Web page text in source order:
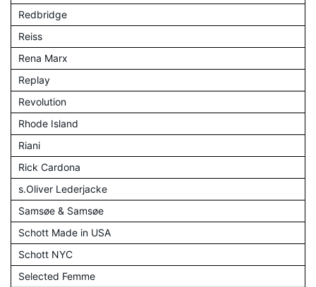
Redbridge
Reiss
Rena Marx
Replay
Revolution
Rhode Island
Riani
Rick Cardona
s.Oliver Lederjacke
Samsøe & Samsøe
Schott Made in USA
Schott NYC
Selected Femme